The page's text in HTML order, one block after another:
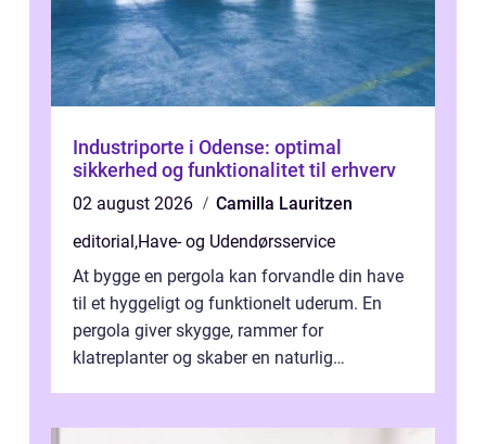
Industriporte i Odense: optimal
sikkerhed og funktionalitet til erhverv
02 august 2026
Camilla Lauritzen
editorial ,Have- og Udendørsservice
At bygge en pergola kan forvandle din have
til et hyggeligt og funktionelt uderum. En
pergola giver skygge, rammer for
klatreplanter og skaber en naturlig